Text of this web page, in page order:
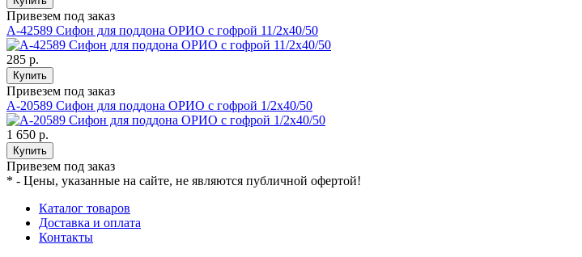
Привезем под заказ
А-42589 Сифон для поддона ОРИО с гофрой 11/2х40/50
285 р.
Купить
Привезем под заказ
А-20589 Сифон для поддона ОРИО с гофрой 1/2х40/50
1 650 р.
Купить
Привезем под заказ
* - Цены, указанные на сайте, не являются публичной офертой!
Каталог товаров
Доставка и оплата
Контакты